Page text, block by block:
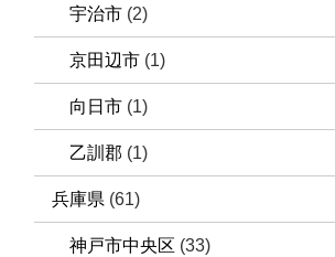
宇治市 (2)
京田辺市 (1)
向日市 (1)
乙訓郡 (1)
兵庫県 (61)
神戸市中央区 (33)